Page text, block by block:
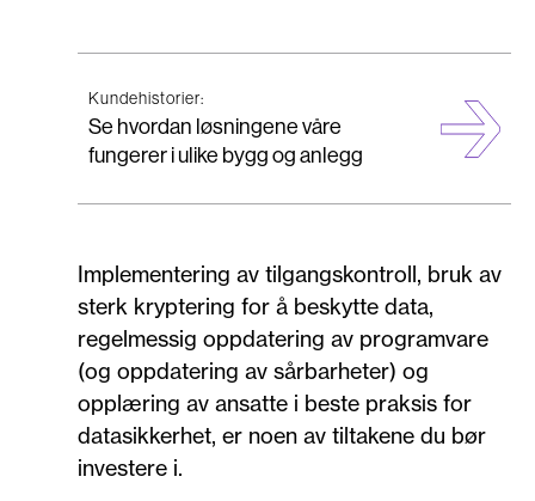
Kundehistorier:
Se hvordan løsningene våre
fungerer i ulike bygg og anlegg
Implementering av tilgangskontroll, bruk av
sterk kryptering for å beskytte data,
regelmessig oppdatering av programvare
(og oppdatering av sårbarheter) og
opplæring av ansatte i beste praksis for
datasikkerhet, er noen av tiltakene du bør
investere i.